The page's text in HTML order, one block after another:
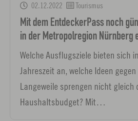
02.12.2022 Tourismus
Mit dem EntdeckerPass noch
in der Metropolregion Nürnberg
Welche Ausflugsziele bieten sich
Jahreszeit an, welche Ideen
Langeweile sprengen nicht gleich
Haushaltsbudget? Mit…